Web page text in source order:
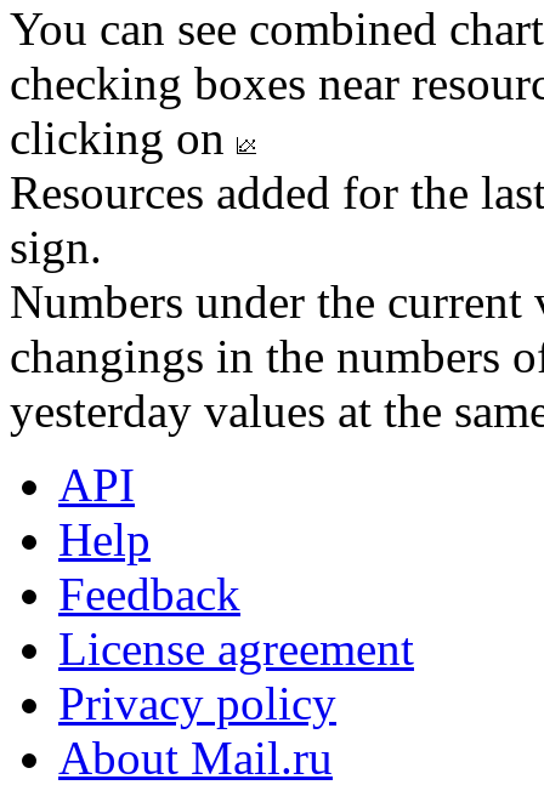
You can see combined
checking boxes near
clicking on
Resources added for the
sign.
Numbers under the
changings in the numbers
yesterday values at the
API
Help
Feedback
License agreement
Privacy policy
About Mail.ru